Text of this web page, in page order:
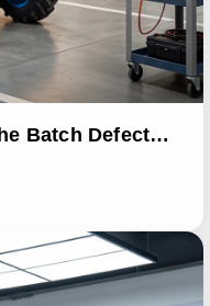
Batch Defect